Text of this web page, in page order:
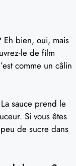
Eh bien, oui, mais
le de film
comme un câlin
La sauce prend le
Si vous êtes
de sucre dans